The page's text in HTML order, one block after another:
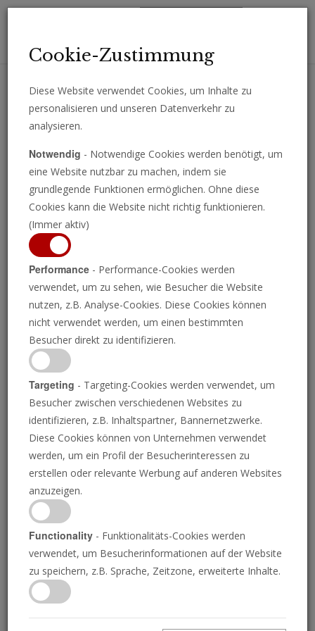
Erhalten Sie wichtige Analysen, Kommentare und Nachrichten
Programm ansehen
seconds
seconds
Amerikas größter Feind
21.10.2021 • 25 Minuten
Amerika hat gerade einen schändlichen
Rückzug aus Afghanistan hinter sich. Während
die Weltsupermacht vor der Verantwortung
Cookie-Zustimmung
Diese Website verwendet Cookies, um Inhalte zu
personalisieren und unseren Datenverkehr zu
analysieren.
Notwendig - Notwendige Cookies werden benötigt, um
eine Website nutzbar zu machen, indem sie
grundlegende Funktionen ermöglichen. Ohne diese
Cookies kann die Website nicht richtig funktionieren.
(Immer aktiv)
Performance - Performance-Cookies werden
verwendet, um zu sehen, wie Besucher die Website
nutzen, z.B. Analyse-Cookies. Diese Cookies können
nicht verwendet werden, um einen bestimmten
Besucher direkt zu identifizieren.
Targeting - Targeting-Cookies werden verwendet, um
Besucher zwischen verschiedenen Websites zu
identifizieren, z.B. Inhaltspartner, Bannernetzwerke.
Diese Cookies können von Unternehmen verwendet
werden, um ein Profil der Besucherinteressen zu
erstellen oder relevante Werbung auf anderen Websites
anzuzeigen.
Functionality - Funktionalitäts-Cookies werden
verwendet, um Besucherinformationen auf der Website
zu speichern, z.B. Sprache, Zeitzone, erweiterte Inhalte.